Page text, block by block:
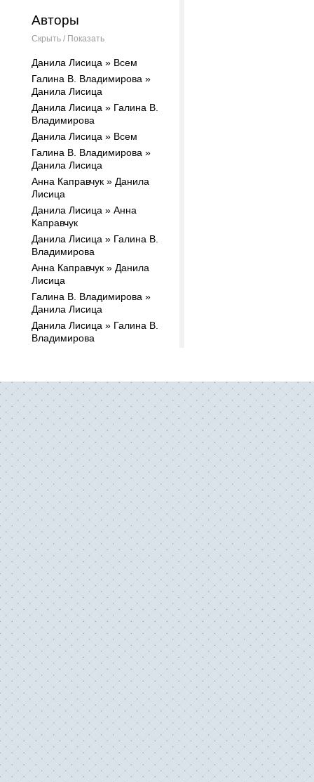
Авторы
Скрыть / Показать
Данила Лисица » Всем
Галина В. Владимирова »
Данила Лисица
Данила Лисица » Галина В.
Владимирова
Данила Лисица » Всем
Галина В. Владимирова »
Данила Лисица
Анна Каправчук » Данила
Лисица
Данила Лисица » Анна
Каправчук
Данила Лисица » Галина В.
Владимирова
Анна Каправчук » Данила
Лисица
Галина В. Владимирова »
Данила Лисица
Данила Лисица » Галина В.
Владимирова